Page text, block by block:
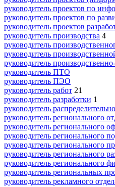
руководитель проектов по
руководитель проектов по
руководитель проектов
руководитель производства 4
руководитель
руководитель
руководитель
руководитель ПТО
руководитель ПЭО
руководитель работ 21
руководитель разработки 1
руководитель
руководитель регионального
руководитель регионального
руководитель регионального
руководитель регионального
руководитель регионального
руководитель регионального
руководитель региональных
руководитель рекламного